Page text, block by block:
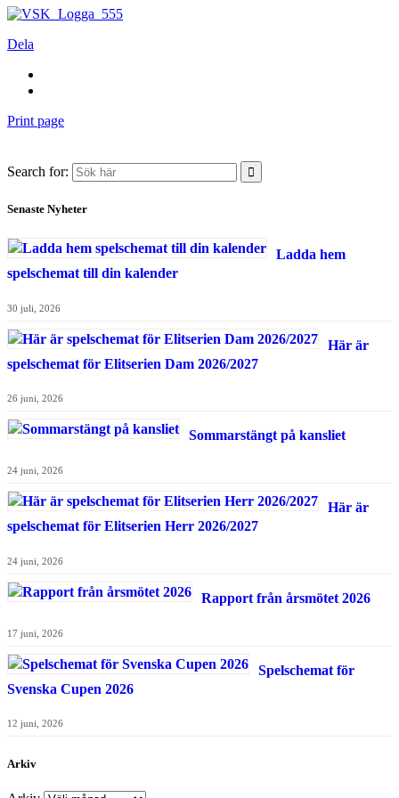
Dela
Print page
Search for:
Senaste Nyheter
Ladda hem
spelschemat till din kalender
30 juli, 2026
Här är
spelschemat för Elitserien Dam 2026/2027
26 juni, 2026
Sommarstängt på kansliet
24 juni, 2026
Här är
spelschemat för Elitserien Herr 2026/2027
24 juni, 2026
Rapport från årsmötet 2026
17 juni, 2026
Spelschemat för
Svenska Cupen 2026
12 juni, 2026
Arkiv